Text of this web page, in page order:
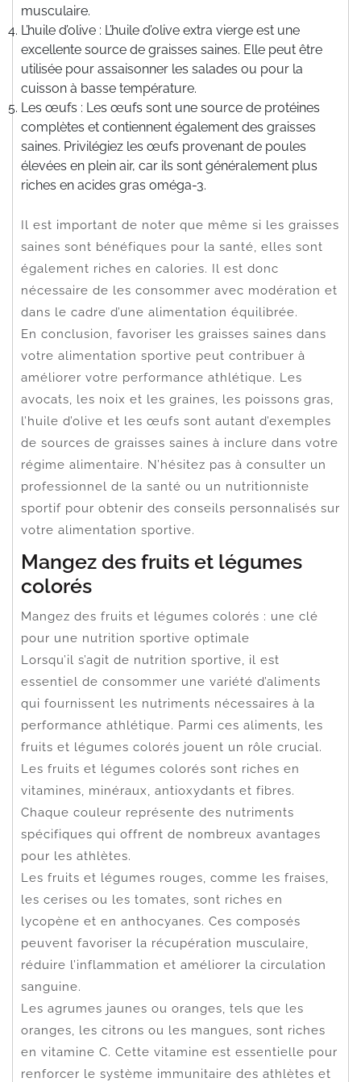
musculaire.
L’huile d’olive : L’huile d’olive extra vierge est une
excellente source de graisses saines. Elle peut être
utilisée pour assaisonner les salades ou pour la
cuisson à basse température.
Les œufs : Les œufs sont une source de protéines
complètes et contiennent également des graisses
saines. Privilégiez les œufs provenant de poules
élevées en plein air, car ils sont généralement plus
riches en acides gras oméga-3.
Il est important de noter que même si les graisses
saines sont bénéfiques pour la santé, elles sont
également riches en calories. Il est donc
nécessaire de les consommer avec modération et
dans le cadre d’une alimentation équilibrée.
En conclusion, favoriser les graisses saines dans
votre alimentation sportive peut contribuer à
améliorer votre performance athlétique. Les
avocats, les noix et les graines, les poissons gras,
l’huile d’olive et les œufs sont autant d’exemples
de sources de graisses saines à inclure dans votre
régime alimentaire. N’hésitez pas à consulter un
professionnel de la santé ou un nutritionniste
sportif pour obtenir des conseils personnalisés sur
votre alimentation sportive.
Mangez des fruits et légumes
colorés
Mangez des fruits et légumes colorés : une clé
pour une nutrition sportive optimale
Lorsqu’il s’agit de nutrition sportive, il est
essentiel de consommer une variété d’aliments
qui fournissent les nutriments nécessaires à la
performance athlétique. Parmi ces aliments, les
fruits et légumes colorés jouent un rôle crucial.
Les fruits et légumes colorés sont riches en
vitamines, minéraux, antioxydants et fibres.
Chaque couleur représente des nutriments
spécifiques qui offrent de nombreux avantages
pour les athlètes.
Les fruits et légumes rouges, comme les fraises,
les cerises ou les tomates, sont riches en
lycopène et en anthocyanes. Ces composés
peuvent favoriser la récupération musculaire,
réduire l’inflammation et améliorer la circulation
sanguine.
Les agrumes jaunes ou oranges, tels que les
oranges, les citrons ou les mangues, sont riches
en vitamine C. Cette vitamine est essentielle pour
renforcer le système immunitaire des athlètes et